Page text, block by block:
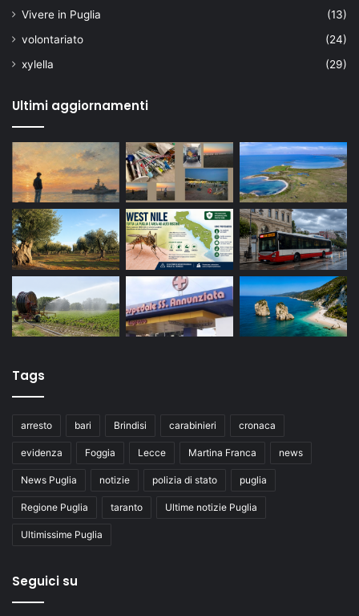
Vivere in Puglia
(13)
volontariato
(24)
xylella
(29)
Ultimi aggiornamenti
Tags
arresto bari Brindisi carabinieri cronaca
evidenza Foggia Lecce Martina Franca news
News Puglia notizie polizia di stato puglia
Regione Puglia taranto Ultime notizie Puglia
Ultimissime Puglia
Seguici su